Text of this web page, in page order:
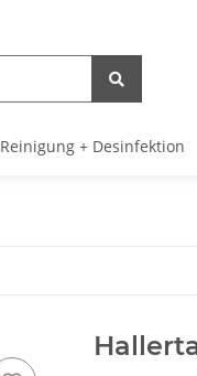
Reinigung + Desinfektion